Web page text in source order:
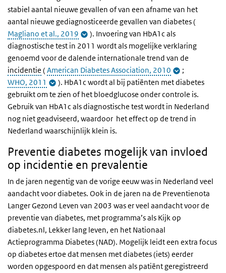
stabiel aantal nieuwe gevallen of van een afname van het
aantal nieuwe gediagnosticeerde gevallen van diabetes (
Magliano et al., 2019
). Invoering van HbA1c als
diagnostische test in 2011 wordt als mogelijke verklaring
genoemd voor de dalende internationale trend van de
incidentie ( American Diabetes Association, 2010
;
WHO, 2011
). HbA1c wordt al bij patiënten met diabetes
gebruikt om te zien of het bloedglucose onder controle is.
Gebruik van HbA1c als diagnostische test wordt in Nederland
nog niet geadviseerd, waardoor het effect op de trend in
Nederland waarschijnlijk klein is.
Preventie diabetes mogelijk van invloed
op incidentie en prevalentie
In de jaren negentig van de vorige eeuw was in Nederland veel
aandacht voor diabetes. Ook in de jaren na de Preventienota
Langer Gezond Leven van 2003 was er veel aandacht voor de
preventie van diabetes, met programma’s als Kijk op
diabetes.nl, Lekker lang leven, en het Nationaal
Actieprogramma Diabetes (NAD). Mogelijk leidt een extra focus
op diabetes ertoe dat mensen met diabetes (iets) eerder
worden opgespoord en dat mensen als patiënt geregistreerd